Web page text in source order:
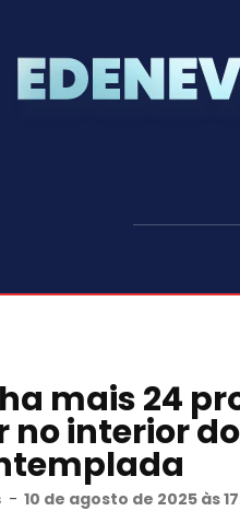
mais 24
interior
- 10 de agosto de 2025 às